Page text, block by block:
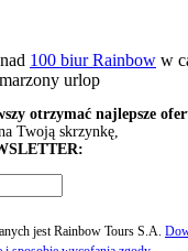
100 biur Rainbow w
urlop
otrzymać najlepsze
Twoją skrzynkę,
jest Rainbow Tours S.A.